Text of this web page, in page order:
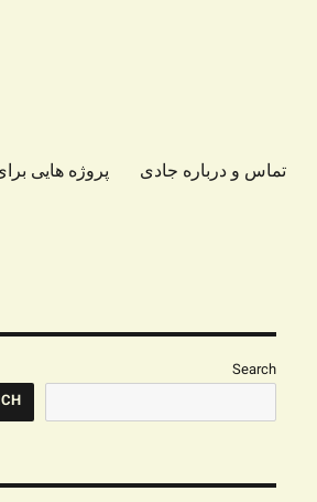
تماس و درباره جادی پروژه هایی
Search